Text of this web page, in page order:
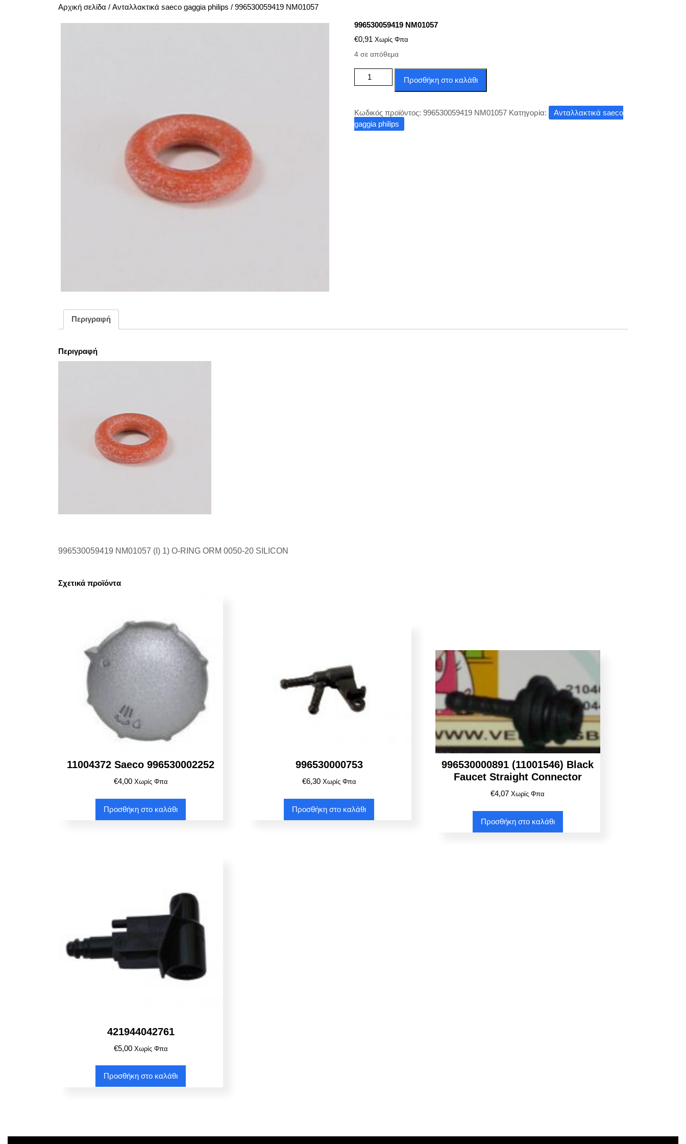
Αρχική σελίδα / Ανταλλακτικά saeco gaggia philips / 996530059419 NM01057
996530059419 NM01057
€0,91 Χωρίς Φπα
4 σε απόθεμα
996530059419
NM01057
Προσθήκη στο καλάθι
Κωδικός προϊόντος:996530059419 NM01057 Κατηγορία:
Ανταλλακτικά saeco
gaggia philips
Περιγραφή
Περιγραφή
996530059419 NM01057 (I) 1) O-RING ORM 0050-20 SILICON
Σχετικά προϊόντα
11004372 Saeco 996530002252
€4,00 Χωρίς Φπα
Προσθήκη στο καλάθι
996530000753
€6,30 Χωρίς Φπα
Προσθήκη στο καλάθι
996530000891 (11001546) Black
Faucet Straight Connector
€4,07 Χωρίς Φπα
Προσθήκη στο καλάθι
421944042761
€5,00 Χωρίς Φπα
Προσθήκη στο καλάθι